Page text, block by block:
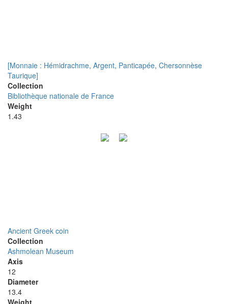
[Monnaie : Hémidrachme, Argent, Panticapée, Chersonnèse
Taurique]
Collection
Bibliothèque nationale de France
Weight
1.43
Ancient Greek coin
Collection
Ashmolean Museum
Axis
12
Diameter
13.4
Weight